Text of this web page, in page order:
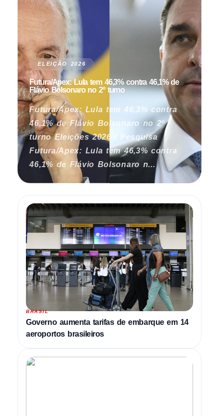
ELEIÇÃO 2026
Futura/Apex: Lula tem 46,3% contra 46,1% de
Flávio Bolsonaro no 2º turno
Futura/Apex: Lula tem 46,3% contra
46,1% de Flávio Bolsonaro no 2º
turno Eleições 2026 / Pesquisa
Futura/Apex: Lula tem 46,3% contra
46,1% de Flávio Bolsonaro n...
BRASIL
Governo aumenta tarifas de embarque em 14
aeroportos brasileiros